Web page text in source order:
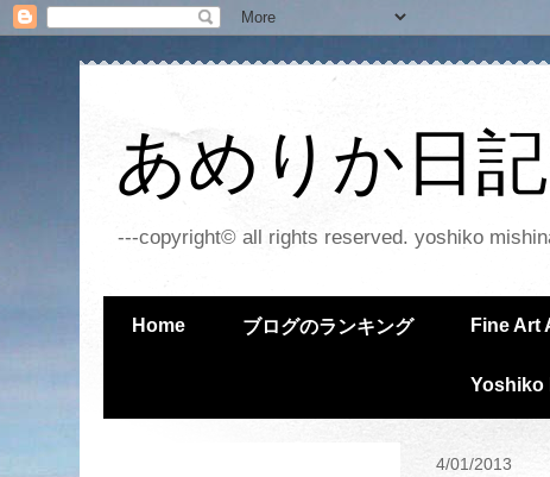
あめりか日
---copyright© all rights reserved. yoshiko
Home ブログのランキング Fine Art
Yoshiko
4/01/2013